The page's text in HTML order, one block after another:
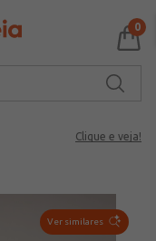
0
Clique e veja!
Ver similares